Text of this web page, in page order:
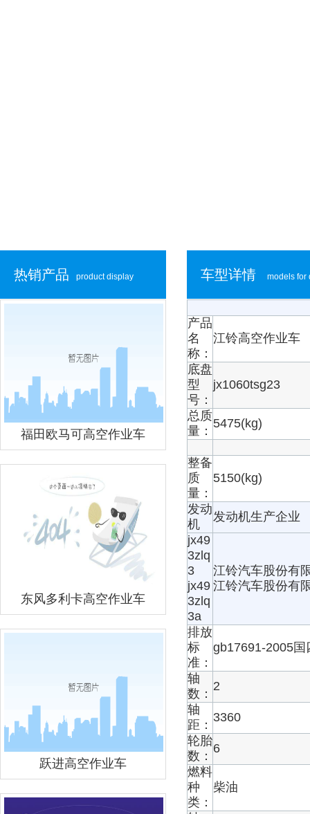
热销产品 product display
福田欧马可高空作业车
东风多利卡高空作业车
跃进高空作业车
车型详情 models for
产品
名
称：
江铃高空作业车
底盘
型
号：
jx1060tsg23
总质
量：
5475(kg)
整备
质
量：
5150(kg)
发动
机
发动机生产企业
jx49
3zlq
3
jx49
3zlq
3a
江铃汽车股份有
江铃汽车股份有
排放
标
准：
gb17691-2005
轴
数：
2
轴
距：
3360
轮胎
数：
6
燃料
种
类：
柴油